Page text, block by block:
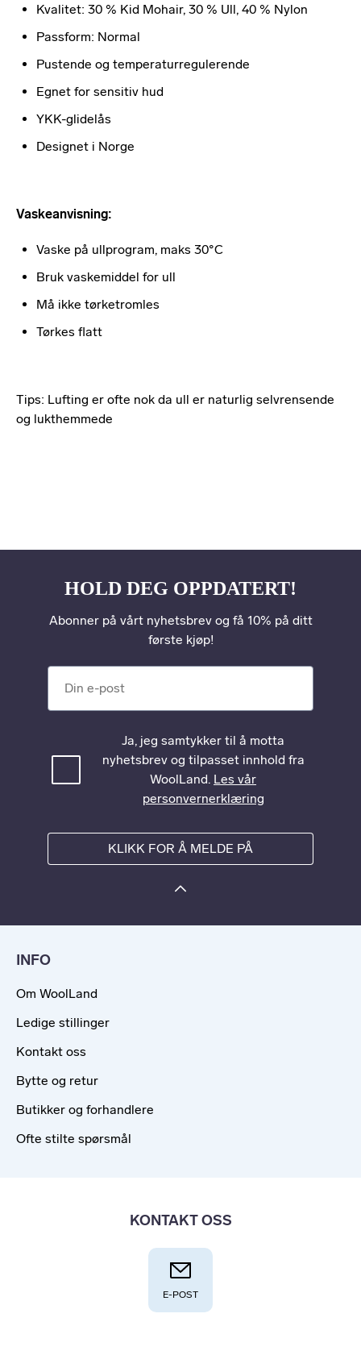
Kvalitet: 30 % Kid Mohair, 30 % Ull, 40 % Nylon
Passform: Normal
Pustende og temperaturregulerende
Egnet for sensitiv hud
YKK-glidelås
Designet i Norge
Vaskeanvisning:
Vaske på ullprogram, maks 30°C
Bruk vaskemiddel for ull
Må ikke tørketromles
Tørkes flatt
Tips: Lufting er ofte nok da ull er naturlig selvrensende
og lukthemmede
HOLD DEG OPPDATERT!
Abonner på vårt nyhetsbrev og få 10% på ditt
første kjøp!
Ja, jeg samtykker til å motta
nyhetsbrev og tilpasset innhold fra
WoolLand. Les vår
personvernerklæring
KLIKK FOR Å MELDE PÅ
INFO
Om WoolLand
Ledige stillinger
Kontakt oss
Bytte og retur
Butikker og forhandlere
Ofte stilte spørsmål
KONTAKT OSS
E-POST